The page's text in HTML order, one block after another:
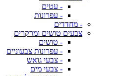
- עטים
- עפרונות
- מחדדים
צבעים טושים ומרקרים
- טושים
- עפרונות צבעוניים
- צבעי גואש
- צבעי מים